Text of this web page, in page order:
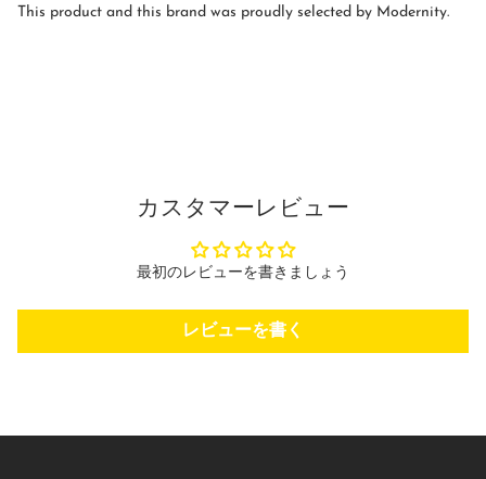
追
This product and this brand was proudly selected by Modernity.
カスタマーレビュー
最初のレビューを書きましょう
レビューを書く